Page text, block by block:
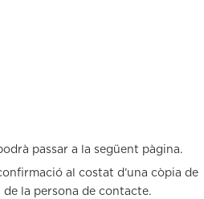
passar a la següent pàgina.
al costat d’una còpia de
de la persona de contacte.